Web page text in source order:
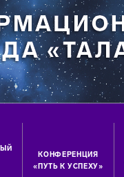
КОНФЕРЕНЦИЯ
«ПУТЬ К УСПЕХУ»